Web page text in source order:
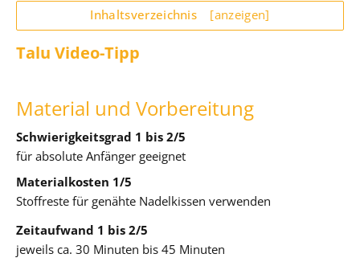
Inhaltsverzeichnis [anzeigen]
Talu Video-Tipp
Material und Vorbereitung
Schwierigkeitsgrad 1 bis 2/5
für absolute Anfänger geeignet
Materialkosten 1/5
Stoffreste für genähte Nadelkissen verwenden
Zeitaufwand 1 bis 2/5
jeweils ca. 30 Minuten bis 45 Minuten